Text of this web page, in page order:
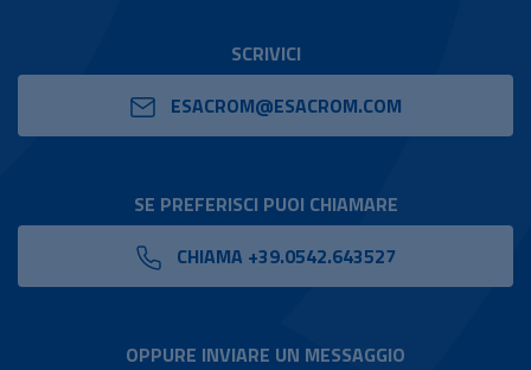
SCRIVICI
ESACROM@ESACROM.COM
SE PREFERISCI PUOI CHIAMARE
CHIAMA +39.0542.643527
OPPURE INVIARE UN MESSAGGIO